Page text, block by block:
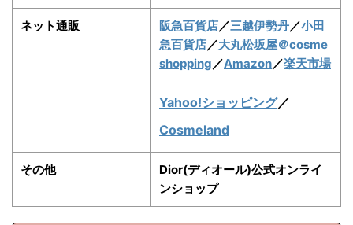
ネット通販 阪急百貨店／三越伊勢丹／小田
急百貨店／大丸松坂屋＠cosme
shopping／Amazon／楽天市場
Yahoo!ショッピング／
Cosmeland
その他
Dior(ディオール)公式オンライ
ンショップ